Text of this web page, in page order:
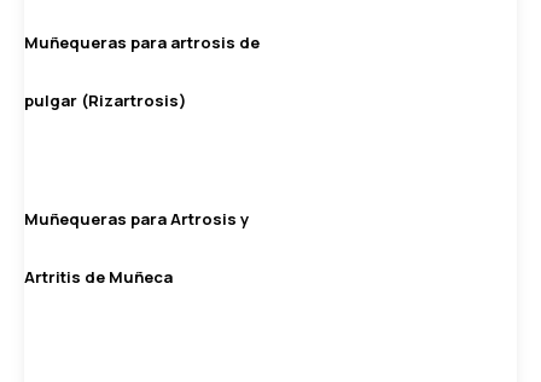
Muñequeras para artrosis de
pulgar (Rizartrosis)
Muñequeras para Artrosis y
Artritis de Muñeca